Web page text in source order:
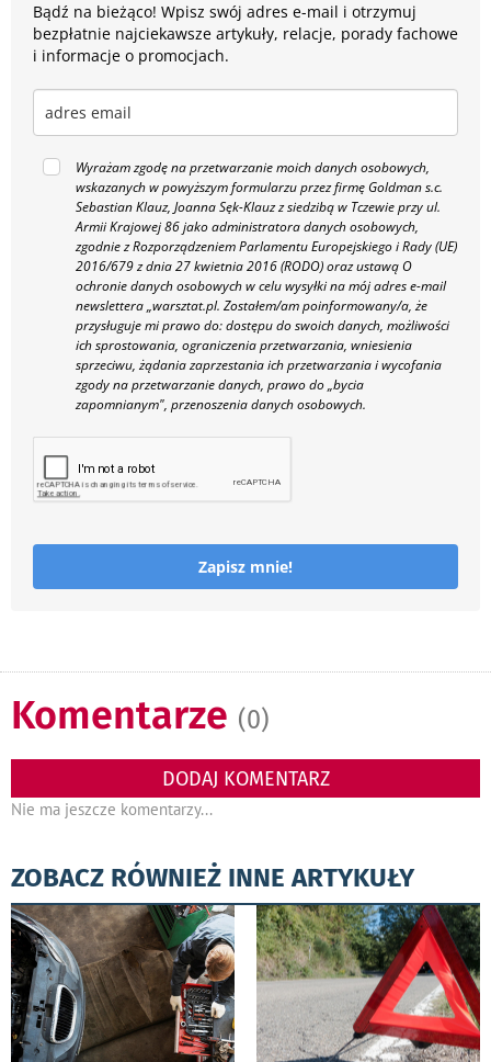
Bądź na bieżąco! Wpisz swój adres e-mail i otrzymuj
bezpłatnie najciekawsze artykuły, relacje, porady fachowe
i informacje o promocjach.
Wyrażam zgodę na przetwarzanie moich danych osobowych,
wskazanych w powyższym formularzu przez firmę Goldman s.c.
Sebastian Klauz, Joanna Sęk-Klauz z siedzibą w Tczewie przy ul.
Armii Krajowej 86 jako administratora danych osobowych,
zgodnie z Rozporządzeniem Parlamentu Europejskiego i Rady (UE)
2016/679 z dnia 27 kwietnia 2016 (RODO) oraz ustawą O
ochronie danych osobowych w celu wysyłki na mój adres e-mail
newslettera „warsztat.pl. Zostałem/am poinformowany/a, że
przysługuje mi prawo do: dostępu do swoich danych, możliwości
ich sprostowania, ograniczenia przetwarzania, wniesienia
sprzeciwu, żądania zaprzestania ich przetwarzania i wycofania
zgody na przetwarzanie danych, prawo do „bycia
zapomnianym", przenoszenia danych osobowych.
Zapisz mnie!
Komentarze (0)
DODAJ KOMENTARZ
Nie ma jeszcze komentarzy...
ZOBACZ RÓWNIEŻ INNE ARTYKUŁY